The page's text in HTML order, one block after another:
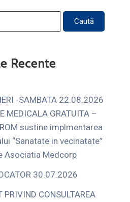
Recente
-SAMBATA 22.08.2026
MEDICALA GRATUITA –
sustine implmentarea
“Sanatate in vecinatate”
Asociatia Medcorp
30.07.2026
PRIVIND CONSULTAREA